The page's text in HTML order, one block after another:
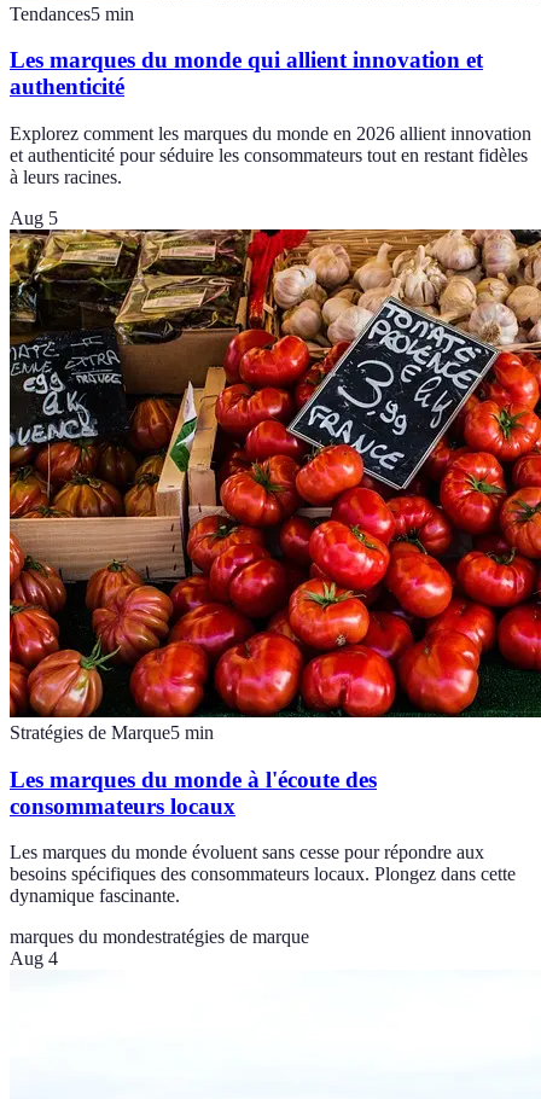
Tendances5 min
Les marques du monde qui allient innovation et
authenticité
Explorez comment les marques du monde en 2026 allient innovation
et authenticité pour séduire les consommateurs tout en restant fidèles
à leurs racines.
Aug 5
Stratégies de Marque5 min
Les marques du monde à l'écoute des
consommateurs locaux
Les marques du monde évoluent sans cesse pour répondre aux
besoins spécifiques des consommateurs locaux. Plongez dans cette
dynamique fascinante.
marques du mondestratégies de marque
Aug 4